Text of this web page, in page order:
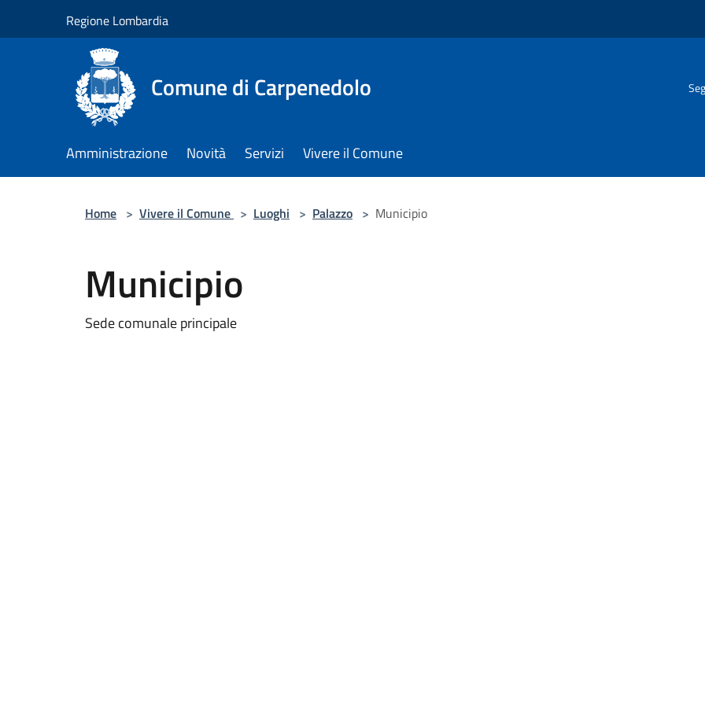
Regione Lombardia
Comune di Carpenedolo
Amministrazione Novità Servizi Vivere il Comune
Home > Vivere il Comune > Luoghi > Palazzo > Municipio
Municipio
Sede comunale principale